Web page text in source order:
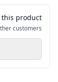
this product
customers